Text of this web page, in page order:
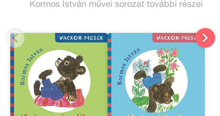
Kormos István művei sorozat további részei